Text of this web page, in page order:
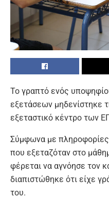
Το γραπτό ενός
εξετάσεων μηδενίστηκε
εξεταστικό κέντρο των
Σύμφωνα με
που εξεταζόταν στο
φέρεται να αγνόησε τον
διαπιστώθηκε ότι είχε
του.